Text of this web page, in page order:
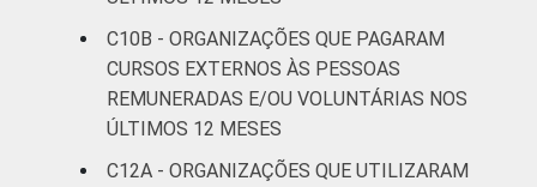
C10B - ORGANIZAÇÕES QUE PAGARAM
CURSOS EXTERNOS ÀS PESSOAS
REMUNERADAS E/OU VOLUNTÁRIAS NOS
ÚLTIMOS 12 MESES
C12A - ORGANIZAÇÕES QUE UTILIZARAM